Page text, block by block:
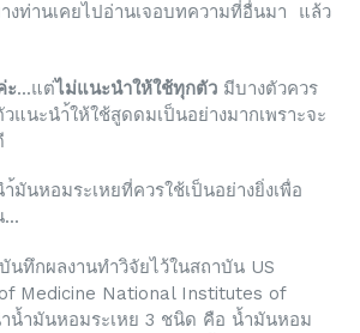
งท่านเคยไปอ่านเจอบทความที่อื่นมา แล้ว
ะ...แต่ไม่แนะนำให้ใช้ทุกตัว มีบางตัวควร
แนะนำ้ให้ใช้สูดดมเป็นอย่างมากเพราะจะ
นหอมระเหยที่ควรใช้เป็นอย่างยิ่งเพื่อ
นทึกผลงานทำวิจัยไว้ในสถาบัน US
Medicine National Institutes of
น้ำมันหอมระเหย 3 ชนิด คือ น้ำมันหอม